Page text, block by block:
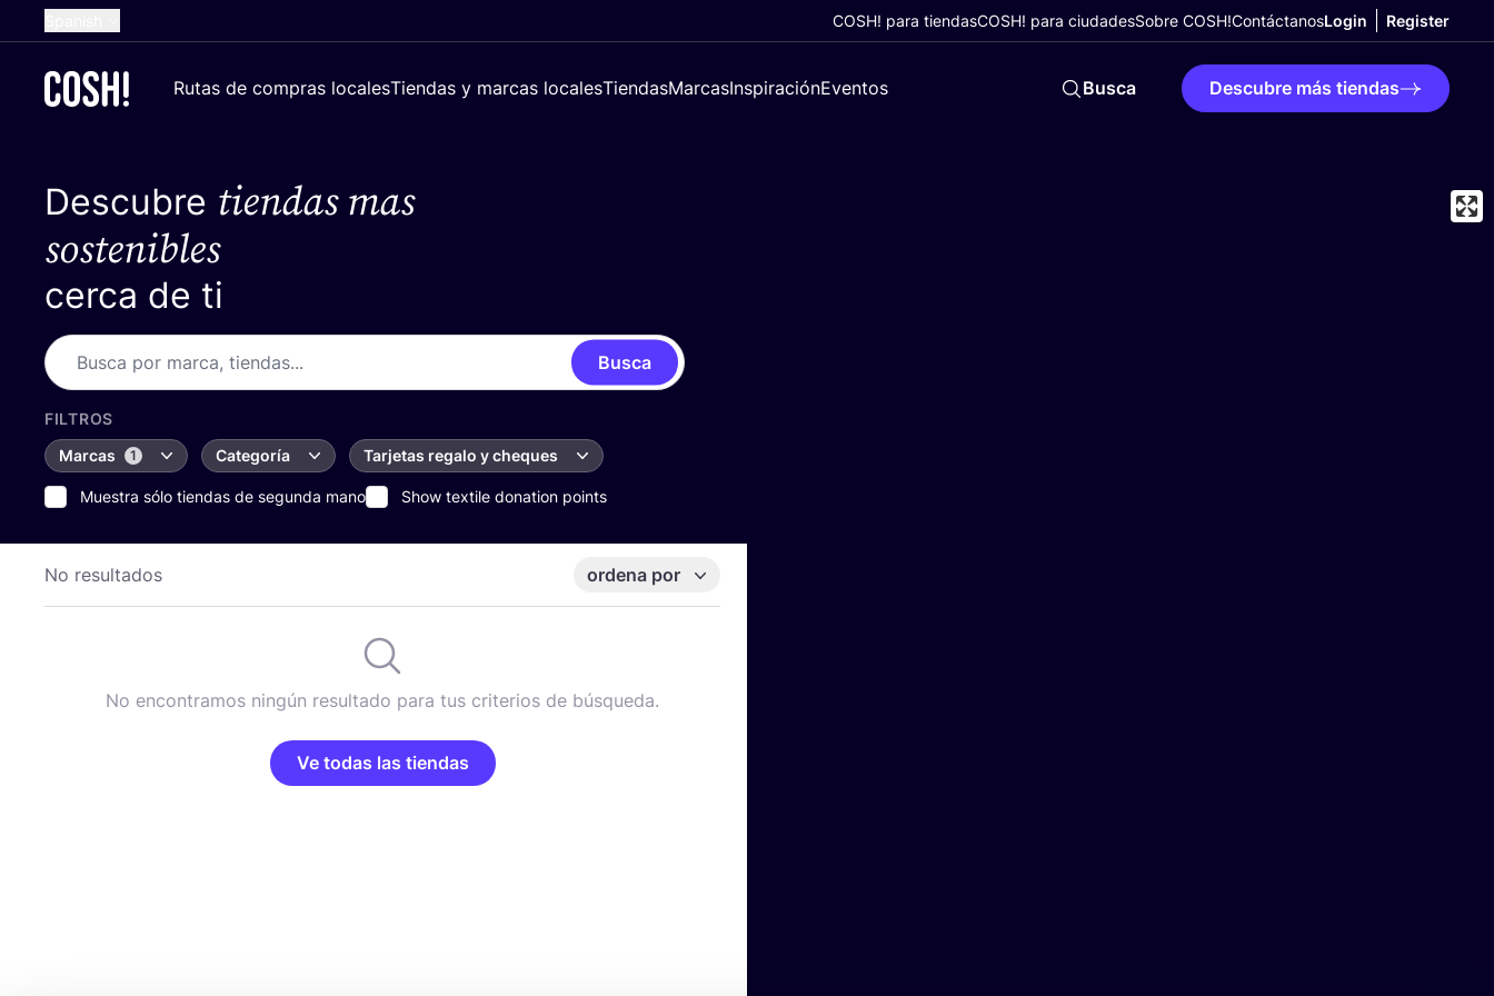
Dutch
German
COSH! para tiendasCOSH! para ciudadesSobre COSH!ContáctanosLogin Register
Rutas de compras localesTiendas y marcas localesTiendasMarcasInspiraciónEventos Busca Descubre más tiendas
Descubre tiendas mas
sostenibles
cerca de ti
Busca
FILTROS
Marcas
1 Categoría Tarjetas regalo y cheques
Muestra sólo tiendas de segunda mano Show textile donation points
No resultados ordena por
No encontramos ningún resultado para tus criterios de búsqueda.
Ve todas las tiendas